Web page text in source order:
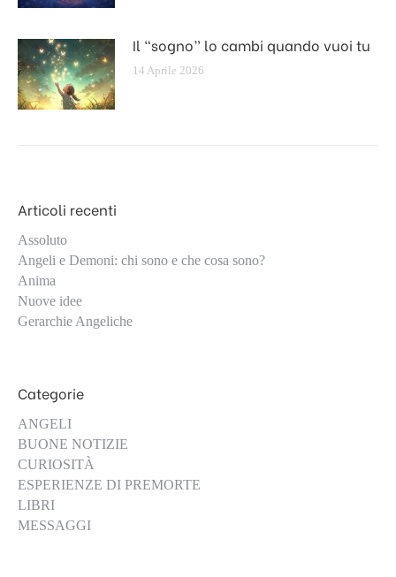
Il “sogno” lo cambi quando vuoi tu
14 Aprile 2026
Articoli recenti
Assoluto
Angeli e Demoni: chi sono e che cosa sono?
Anima
Nuove idee
Gerarchie Angeliche
Categorie
ANGELI
BUONE NOTIZIE
CURIOSITÀ
ESPERIENZE DI PREMORTE
LIBRI
MESSAGGI